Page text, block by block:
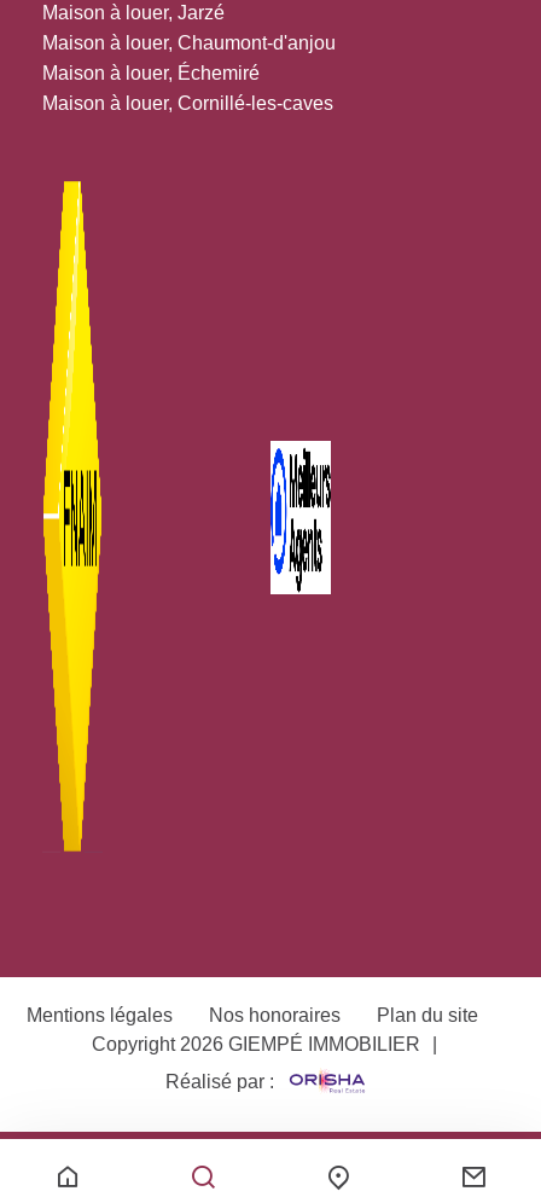
Maison à louer, Jarzé
Maison à louer, Chaumont-d'anjou
Maison à louer, Échemiré
Maison à louer, Cornillé-les-caves
Mentions légales Nos honoraires
Plan du site
Copyright 2026 GIEMPÉ IMMOBILIER
Réalisé par :